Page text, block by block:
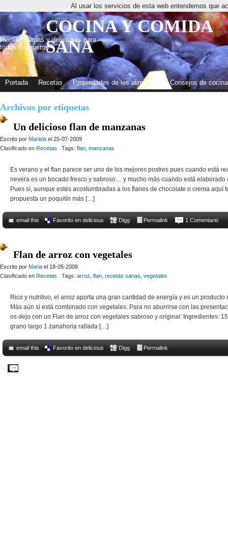
COCINA Y COMIDA
SANA
Recetas sanas y deliciosas para
todos los gustos
Portada Recetas Propiedades de los alimentos Consejos de cocina
Archivos por etiquetas
Un delicioso flan de manzanas
Escrito por Mariela el 25-07-2009
Clasificado en Recetas Tags: flan manzanas
Es verano y el flan parece ser uno de los mejores postres pues cuando está
nevera es un bocado fresco y sabroso… y mucho más cuando está elaborado
Pues sí, aunque estés acostumbradas a los flanes de chocolate o crema aquí
propuesta un poquitín más […]
email this Favorito en delicious Digg Permalink 1 Comentario
Flan de arroz con vegetales
Escrito por Maria el 18-05-2009
Clasificado en Recetas Tags: arroz flan recetas sanas vegetales
Rico y nutritivo, el arroz aporta una gran cantidad de energía y es un producto
Más aún si está combinado con vegetales. Para no aburrirse con las
os dejo con un Flan de arroz con vegetales sabroso y original: Ingredientes:
grano largo 1 zanahoria rallada […]
email this Favorito en delicious Digg Permalink
Al usar los servicios de esta web entendemos que